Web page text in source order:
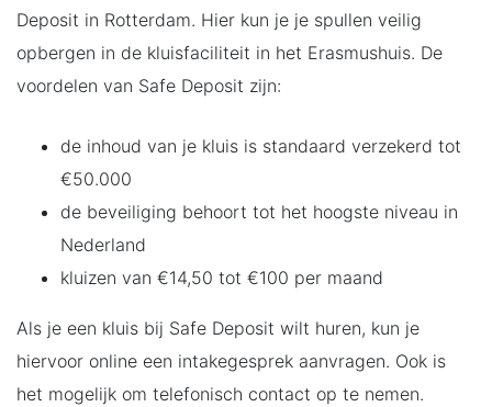
Deposit in Rotterdam. Hier kun je je spullen veilig
opbergen in de kluisfaciliteit in het Erasmushuis. De
voordelen van Safe Deposit zijn:
de inhoud van je kluis is standaard verzekerd tot
€50.000
de beveiliging behoort tot het hoogste niveau in
Nederland
kluizen van €14,50 tot €100 per maand
Als je een kluis bij Safe Deposit wilt huren, kun je
hiervoor online een intakegesprek aanvragen. Ook is
het mogelijk om telefonisch contact op te nemen.